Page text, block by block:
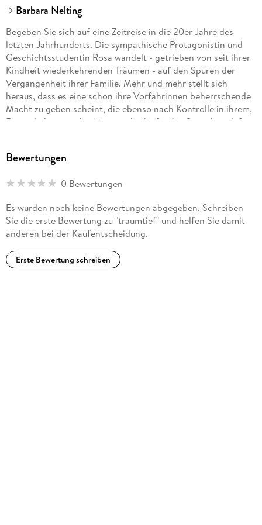
Barbara Nelting
Begeben Sie sich auf eine Zeitreise in die 20er-Jahre des
letzten Jahrhunderts. Die sympathische Protagonistin und
Geschichtsstudentin Rosa wandelt - getrieben von seit ihrer
Kindheit wiederkehrenden Träumen - auf den Spuren der
Vergangenheit ihrer Familie. Mehr und mehr stellt sich
heraus, dass es eine schon ihre Vorfahrinnen beherrschende
Macht zu geben scheint, die ebenso nach Kontrolle in ihrem,
Rosas, Leben, strebt. Mit uns überlaufender Gänsehaut lüften
Ruder übernehmenden "Anderen". . .
Bewertungen
0 Bewertungen
Es wurden noch keine Bewertungen abgegeben. Schreiben
Sie die erste Bewertung zu "traumtief" und helfen Sie damit
anderen bei der Kaufentscheidung.
Erste Bewertung schreiben